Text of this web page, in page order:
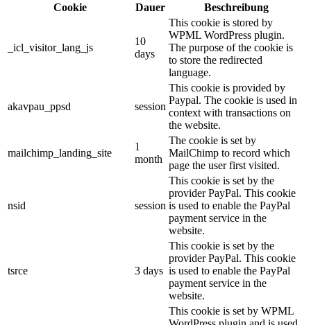
Cookie
Dauer Beschreibung
_icl_visitor_lang_js
10
days
This cookie is stored by
WPML WordPress plugin.
The purpose of the cookie is
to store the redirected
language.
akavpau_ppsd session
This cookie is provided by
Paypal. The cookie is used in
context with transactions on
the website.
mailchimp_landing_site
1
month
The cookie is set by
MailChimp to record which
page the user first visited.
nsid session
This cookie is set by the
provider PayPal. This cookie
is used to enable the PayPal
payment service in the
website.
tsrce 3 days
This cookie is set by the
provider PayPal. This cookie
is used to enable the PayPal
payment service in the
website.
This cookie is set by WPML